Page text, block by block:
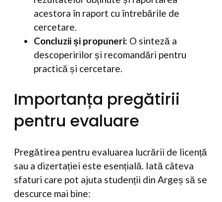
acestora în raport cu întrebările de
cercetare.
Concluzii și propuneri: O sinteză a
descoperirilor și recomandări pentru
practică și cercetare.
Importanța pregătirii
pentru evaluare
Pregătirea pentru evaluarea lucrării de licență
sau a dizertației este esențială. Iată câteva
sfaturi care pot ajuta studenții din Argeș să se
descurce mai bine: